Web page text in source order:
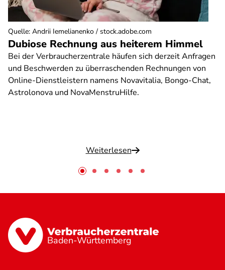
Dubiose Rechnung aus heiterem Himmel
Bei der Verbraucherzentrale häufen sich derzeit Anfragen
und Beschwerden zu überraschenden Rechnungen von
Online-Dienstleistern namens Novavitalia, Bongo-Chat,
Astrolonova und NovaMenstruHilfe.
Weiterlesen
Quelle: Andrii Iemelianenko / stock.adobe.com
Baden-Württemberg